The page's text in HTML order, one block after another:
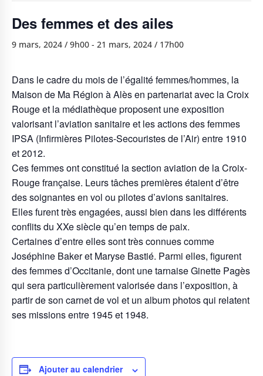
Des femmes et des ailes
9 mars, 2024 / 9h00 - 21 mars, 2024 / 17h00
Dans le cadre du mois de l’égalité femmes/hommes, la
Maison de Ma Région à Alès en partenariat avec la Croix
Rouge et la médiathèque proposent une exposition
valorisant l’aviation sanitaire et les actions des femmes
IPSA (Infirmières Pilotes-Secouristes de l’Air) entre 1910
et 2012.
Ces femmes ont constitué la section aviation de la Croix-
Rouge française. Leurs tâches premières étaient d’être
des soignantes en vol ou pilotes d’avions sanitaires.
Elles furent très engagées, aussi bien dans les différents
conflits du XXe siècle qu’en temps de paix.
Certaines d’entre elles sont très connues comme
Joséphine Baker et Maryse Bastié. Parmi elles, figurent
des femmes d’Occitanie, dont une tarnaise Ginette Pagès
qui sera particulièrement valorisée dans l’exposition, à
partir de son carnet de vol et un album photos qui relatent
ses missions entre 1945 et 1948.
Ajouter au calendrier